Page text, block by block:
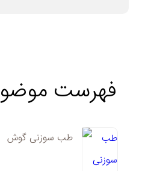
فهرست
طب سوزنی گوش